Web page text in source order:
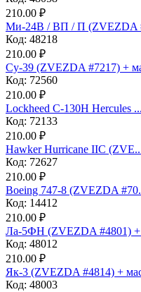
210.00 ₽
Ми-24В / ВП / П (ZVEZDA
Код: 48218
210.00 ₽
Су-39 (ZVEZDA #7217) +
Код: 72560
210.00 ₽
Lockheed C-130H Hercules ...
Код: 72133
210.00 ₽
Hawker Hurricane IIC
Код: 72627
210.00 ₽
Boeing 747-8 (ZVEZDA
Код: 14412
210.00 ₽
Ла-5ФН (ZVEZDA #4801)
Код: 48012
210.00 ₽
Як-3 (ZVEZDA #4814) +
Код: 48003